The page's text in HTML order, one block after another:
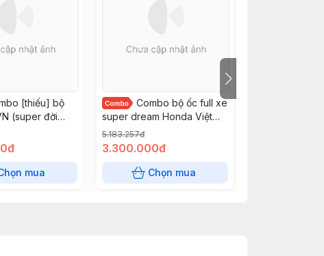
[thiếu] bộ
(super đời
10
mua
Combo bộ ốc full xe
super dream Honda Việt
Nam
5.183.257đ
3.300.000đ
Chọn mua